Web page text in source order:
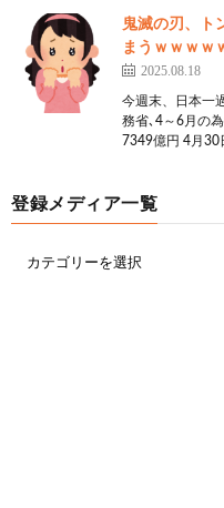
鬼滅の刃、ト
まうｗｗｗｗ
2025.08.18
今週末、日本一
務省､4～6月の
7349億円 4月30
登録メディア一覧